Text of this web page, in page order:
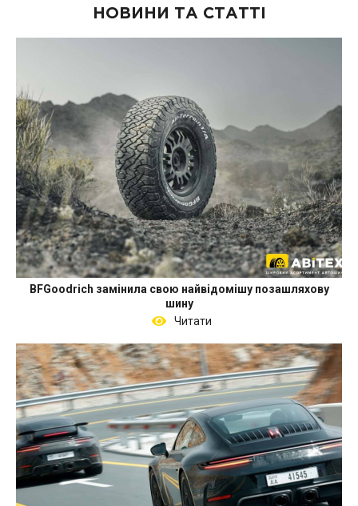
НОВИНИ ТА СТАТТІ
BFGoodrich замінила свою найвідомішу позашляхову
шину
Читати